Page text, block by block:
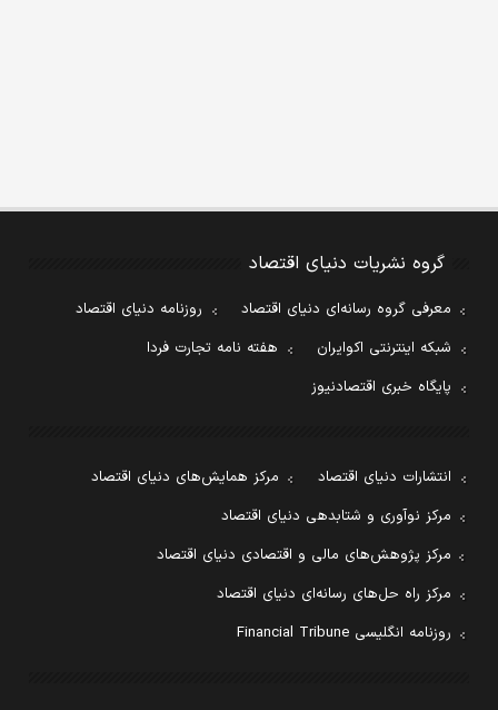
گروه نشریات دنیای اقتصاد
معرفی گروه رسانه‌ای دنیای اقتصاد
روزنامه دنیای اقتصاد
شبکه اینترنتی اکوایران
هفته نامه تجارت فردا
پایگاه خبری اقتصادنیوز
انتشارات دنیای اقتصاد
مرکز همایش‌های دنیای اقتصاد
مرکز نوآوری و شتابدهی دنیای اقتصاد
مرکز پژوهش‌های مالی و اقتصادی دنیای اقتصاد
مرکز راه حل‌های رسانه‌ای دنیای اقتصاد
روزنامه انگلیسی Financial Tribune